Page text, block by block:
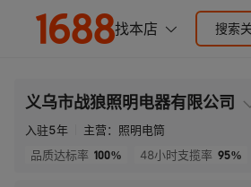
义乌市战狼照明电器有限公司
入驻5年 主营： 照明电筒
品质达标率 100% 48小时支揽率 95%